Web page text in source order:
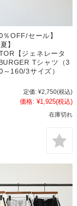
OFF/セール】
】
【ジェネレータ
Tシャツ（3
160/3サイズ）
定価: ¥2,750(税込)
価格: ¥1,925(税込)
在庫切れ